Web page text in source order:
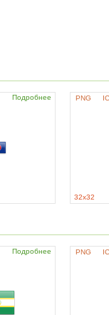
Подробнее PNG
32x32
Подробнее PNG